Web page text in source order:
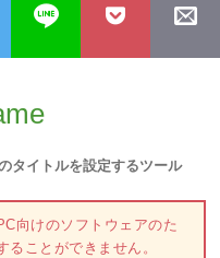
タイトルを設定するツール
向けのソフトウェアのた
ことができません。